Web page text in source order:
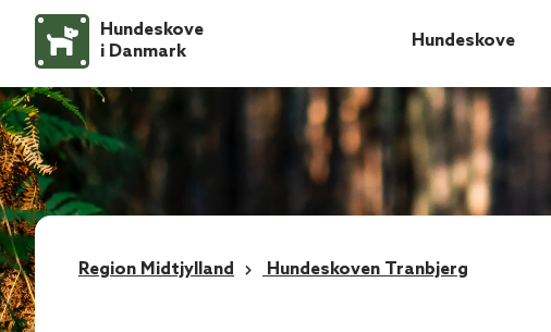
Hundeskove
i Danmark
Hundeskove
Region Midtjylland Hundeskoven Tranbjerg